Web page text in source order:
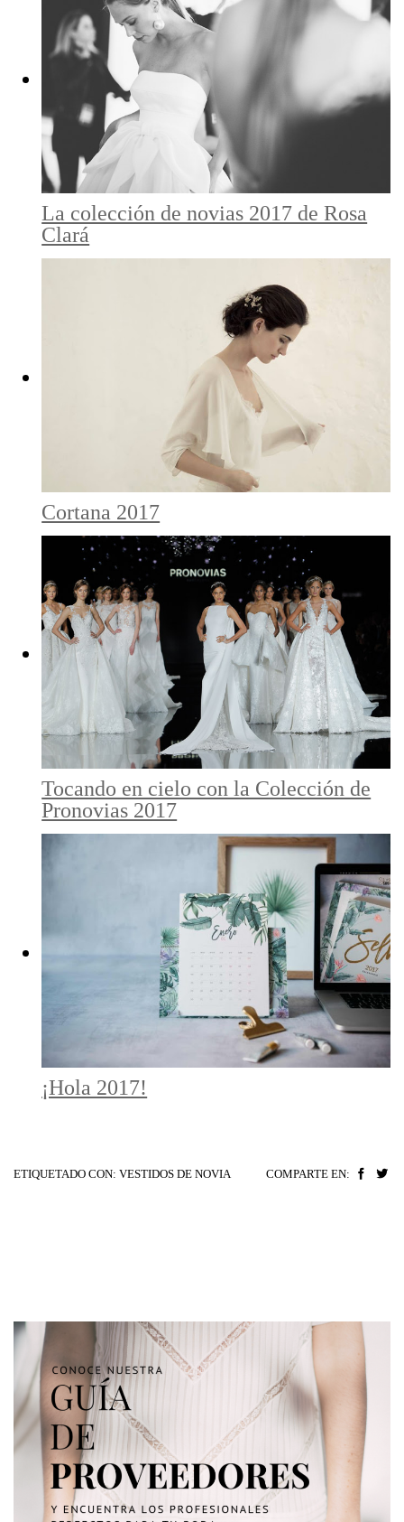
La colección de novias 2017 de Rosa
Clará
Cortana 2017
Tocando en cielo con la Colección de
Pronovias 2017
¡Hola 2017!
ETIQUETADO CON: VESTIDOS DE NOVIA COMPARTE EN: